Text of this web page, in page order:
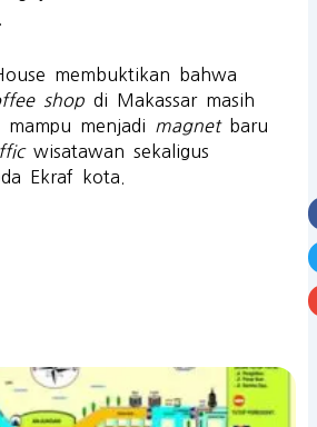
membuktikan bahwa
shopdi Makassar masih
mampu menjadi magnetbaru
wisatawan sekaligus
Ekraf kota.